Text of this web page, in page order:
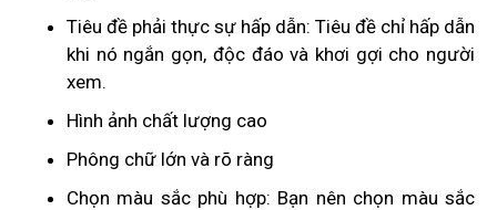
Tiêu đề phải thực sự hấp dẫn: Tiêu đề chỉ hấp dẫn
khi nó ngắn gọn, độc đáo và khơi gợi cho người
xem.
Hình ảnh chất lượng cao
Phông chữ lớn và rõ ràng
Chọn màu sắc phù hợp: Bạn nên chọn màu sắc